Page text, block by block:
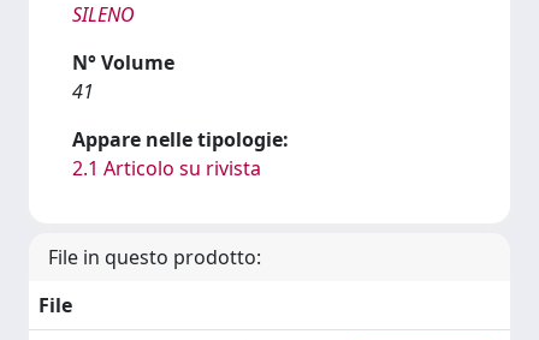
SILENO
N° Volume
41
Appare nelle tipologie:
2.1 Articolo su rivista
File in questo prodotto:
File